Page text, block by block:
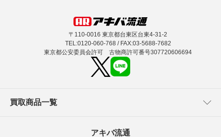
〒110-0016 東京都台東区台東4-31-2
TEL:0120-060-768 / FAX:03-5688-7682
東京都公安委員会許可 古物商許可番号307720606694
買取商品一覧
アキバ流通